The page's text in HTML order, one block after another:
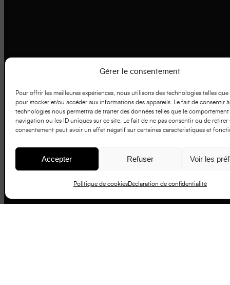
Gérer le consentement
Pour offrir les meilleures expériences, nous utilisons des technologies telles que
pour stocker et/ou accéder aux informations des appareils. Le fait de consentir à
technologies nous permettra de traiter des données telles que le comportement
navigation ou les ID uniques sur ce site. Le fait de ne pas consentir ou de retirer
consentement peut avoir un effet négatif sur certaines caractéristiques et
Accepter Refuser Voir les
Politique de cookiesDéclaration de confidentialité